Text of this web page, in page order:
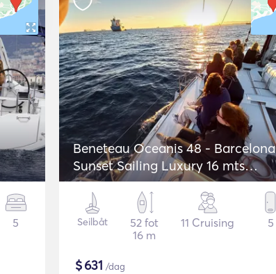
5
Beneteau Oceanis 48 - Barcelona
Sunset Sailing Luxury 16 mts
Sailboat
Seilbåt
52 fot
16 m
11 Cruising 5
$631 /dag